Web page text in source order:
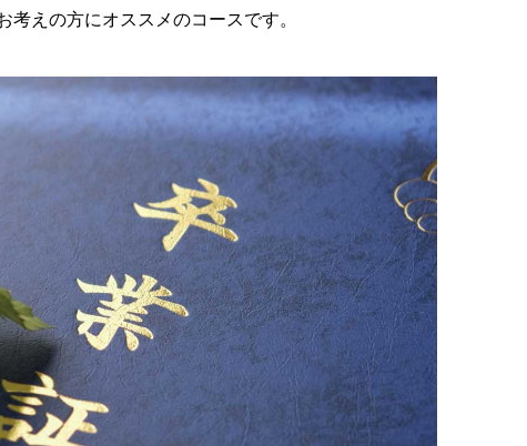
えの方にオススメのコースです。